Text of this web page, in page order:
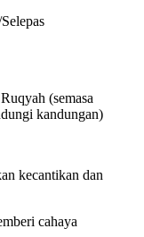
(semasa
kandungan)
kecantikan dan
cahaya